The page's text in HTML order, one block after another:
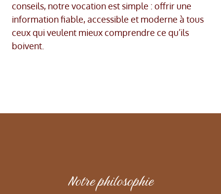
conseils, notre vocation est simple : offrir une
information fiable, accessible et moderne à tous
ceux qui veulent mieux comprendre ce qu’ils
boivent.
Notre philosophie